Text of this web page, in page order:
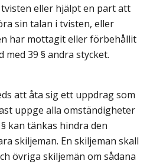
eller hjälpt en part att
sin talan i tvisten, eller
har mottagit eller förbehållit
39 § andra stycket.
att åta sig ett uppdrag som
uppge alla omständigheter
kan tänkas hindra den
skiljeman. En skiljeman skall
övriga skiljemän om sådana